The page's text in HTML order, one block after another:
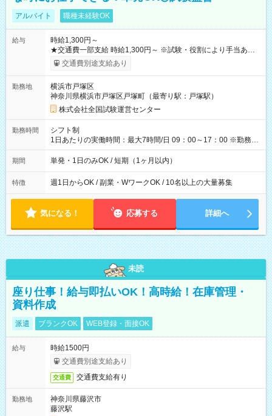
アルバイト 職種未経験OK
給与
時給1,300円～
★交通費一部支給 時給1,300円～ ※試験・役割により手当あり
※勤務回数により昇給あり 【即給（前払い）オプションあ
り！】 希望される場合、勤務から1週間ほどで給与の一部を受け
例】 ・河合塾模擬試験 8:30～17:30（休憩1時間） 時給1,300円
×8時間＝日収10,400円＋交通費 ※当日の役割により時給＋100
円の場合あり ・国家試験 7:00～13:30（休憩なし） 時給1,300
円（役割手当＋100円）×6時間＝日収8,400円＋交通費 【試用期
間】試用期間なし
交通費別途支給あり
勤務地
横浜市戸塚区
神奈川県横浜市戸塚区戸塚町（最寄り駅：戸塚駅）
株式会社全国試験運営センター
勤務時間
シフト制
1日あたりの実働時間：最大7時間/日 09：00～17：00 ※勤務時
間は 試験により異なります。
期間 単発・1日のみOK / 短期（1ヶ月以内）
特徴 週1日からOK / 副業・WワークOK / 10名以上の大量募集
気になる！ 応募する 詳細へ
未読
座り仕事！給与即払いOK！高時給！在庫管理・
資料作成
派遣 ブランクOK WEB登録・面接OK
給与
時給1500円
交通費別途支給あり
交通費 交通費支給有り
勤務地
神奈川県藤沢市
藤沢駅